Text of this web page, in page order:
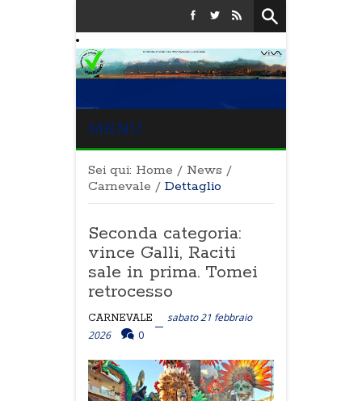
MENU
Sei qui: Home / News /
Carnevale / Dettaglio
Seconda categoria:
vince Galli, Raciti
sale in prima. Tomei
retrocesso
CARNEVALE
sabato 21 febbraio
2026
0